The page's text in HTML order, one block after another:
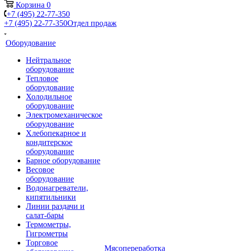
Корзина 0
+7 (495) 22-77-350
+7 (495) 22-77-350Отдел продаж
Оборудование
Нейтральное
оборудование
Тепловое
оборудование
Холодильное
оборудование
Электромеханическое
оборудование
Хлебопекарное и
кондитерское
оборудование
Барное оборудование
Весовое
оборудование
Водонагреватели,
кипятильники
Линии раздачи и
салат-бары
Термометры,
Гигрометры
Торговое
Мясопереработка